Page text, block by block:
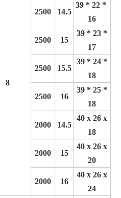
8
2500 14.5
39 * 22 * ​​
16
2500 15
39 * 23 *
17
2500 15.5
39 * 24 *
18
2500 16
39 * 25 *
18
2000 14.5
40 x 26 x
18
2000 15
40 x 26 x
20
2000 16
40 x 26 x
24